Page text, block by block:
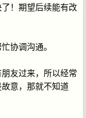
！期望后续能有改
协调沟通。
友过来，所以经常
意，那就不知道